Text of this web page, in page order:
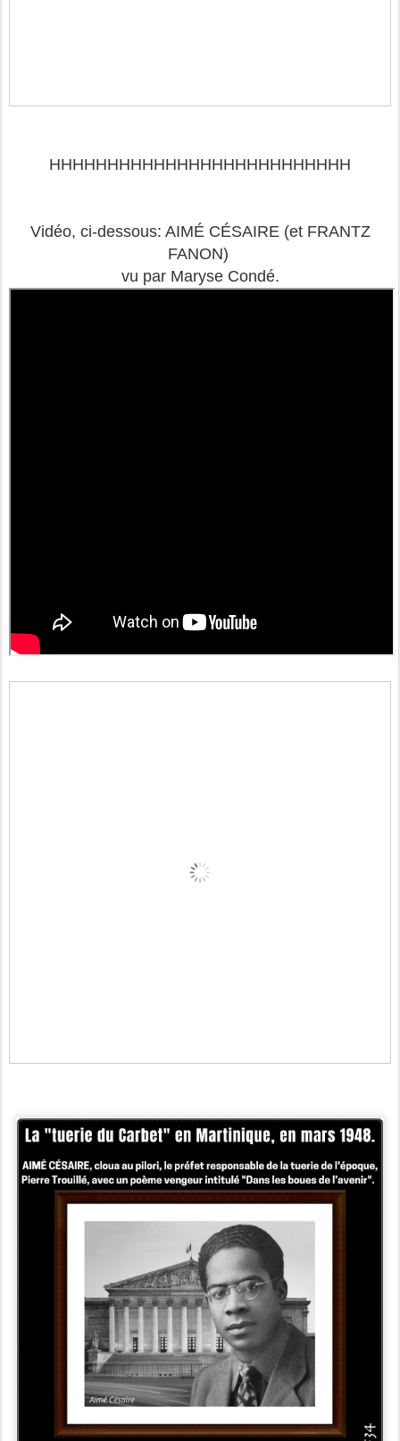
HHHHHHHHHHHHHHHHHHHHHHHHHH
Vidéo, ci-dessous: AIMÉ CÉSAIRE (et FRANTZ
FANON)
vu par Maryse Condé.